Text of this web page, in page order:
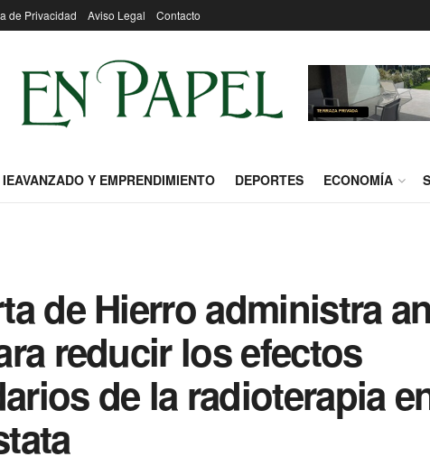
de Privacidad Aviso Legal Contacto
IEAVANZADO Y EMPRENDIMIENTO DEPORTES ECONOMÍA
de Hierro administra
reducir los efectos
de la radioterapia